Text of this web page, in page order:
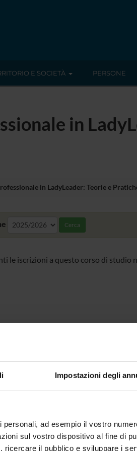
Impostazioni degli
personali, ad esempio il vostro
sul vostro dispositivo al fine di
ricercare il pubblico e sviluppare i
E SOCIETÀ PERSONE
in
in LadyLeader: Teorie e
Cerca
le iscrizioni a questo corso di studio